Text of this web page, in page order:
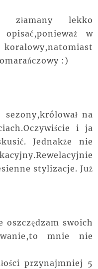
złamany lekko
w
:)
na
i ja
Jednakże nie
stylizacje. Już
oszczędzam swoich
mnie nie
przynajmniej 5